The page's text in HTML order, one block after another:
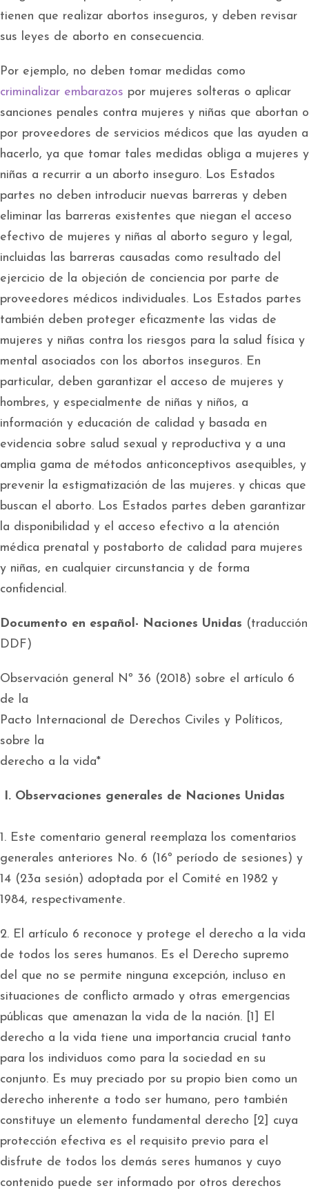
tienen que realizar abortos inseguros, y deben revisar
sus leyes de aborto en consecuencia.
Por ejemplo, no deben tomar medidas como
criminalizar embarazos por mujeres solteras o aplicar
sanciones penales contra mujeres y niñas que abortan o
por proveedores de servicios médicos que las ayuden a
hacerlo, ya que tomar tales medidas obliga a mujeres y
niñas a recurrir a un aborto inseguro. Los Estados
partes no deben introducir nuevas barreras y deben
eliminar las barreras existentes que niegan el acceso
efectivo de mujeres y niñas al aborto seguro y legal,
incluidas las barreras causadas como resultado del
ejercicio de la objeción de conciencia por parte de
proveedores médicos individuales. Los Estados partes
también deben proteger eficazmente las vidas de
mujeres y niñas contra los riesgos para la salud física y
mental asociados con los abortos inseguros. En
particular, deben garantizar el acceso de mujeres y
hombres, y especialmente de niñas y niños, a
información y educación de calidad y basada en
evidencia sobre salud sexual y reproductiva y a una
amplia gama de métodos anticonceptivos asequibles, y
prevenir la estigmatización de las mujeres. y chicas que
buscan el aborto. Los Estados partes deben garantizar
la disponibilidad y el acceso efectivo a la atención
médica prenatal y postaborto de calidad para mujeres
y niñas, en cualquier circunstancia y de forma
confidencial.
Documento en español- Naciones Unidas (traducción
DDF)
Observación general Nº 36 (2018) sobre el artículo 6
de la
Pacto Internacional de Derechos Civiles y Políticos,
sobre la
derecho a la vida*
I. Observaciones generales de Naciones Unidas
1. Este comentario general reemplaza los comentarios
generales anteriores No. 6 (16º período de sesiones) y
14 (23a sesión) adoptada por el Comité en 1982 y
1984, respectivamente.
2. El artículo 6 reconoce y protege el derecho a la vida
de todos los seres humanos. Es el Derecho supremo
del que no se permite ninguna excepción, incluso en
situaciones de conflicto armado y otras emergencias
públicas que amenazan la vida de la nación. [1] El
derecho a la vida tiene una importancia crucial tanto
para los individuos como para la sociedad en su
conjunto. Es muy preciado por su propio bien como un
derecho inherente a todo ser humano, pero también
constituye un elemento fundamental derecho [2] cuya
protección efectiva es el requisito previo para el
disfrute de todos los demás seres humanos y cuyo
contenido puede ser informado por otros derechos